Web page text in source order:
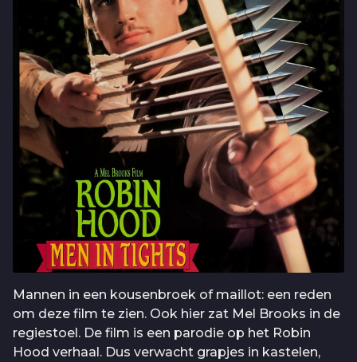
Mannen in een kousenbroek of maillot: een reden
om deze film te zien. Ook hier zat Mel Brooks in de
regiestoel. De film is een parodie op het Robin
Hood verhaal. Dus verwacht grapjes in kastelen,